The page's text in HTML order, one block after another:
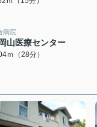
病院
山医療センター
ｍ（28分）